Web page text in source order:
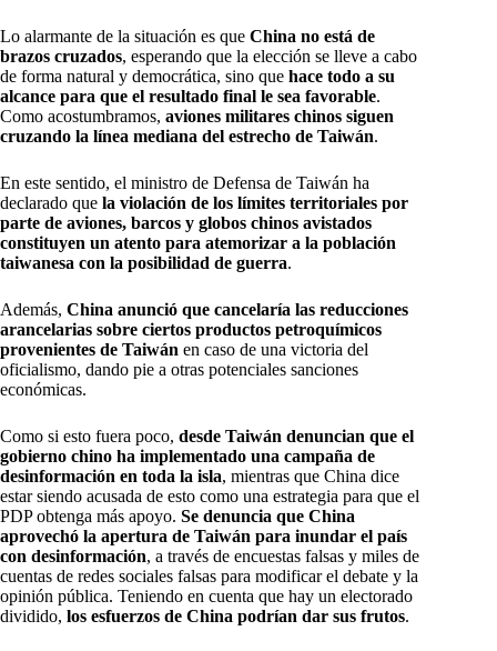
Lo alarmante de la situación es que China no está de
brazos cruzados, esperando que la elección se lleve a cabo
de forma natural y democrática, sino que hace todo a su
alcance para que el resultado final le sea favorable.
Como acostumbramos, aviones militares chinos siguen
cruzando la línea mediana del estrecho de Taiwán.
En este sentido, el ministro de Defensa de Taiwán ha
declarado que la violación de los límites territoriales por
parte de aviones, barcos y globos chinos avistados
constituyen un atento para atemorizar a la población
taiwanesa con la posibilidad de guerra.
Además, China anunció que cancelaría las reducciones
arancelarias sobre ciertos productos petroquímicos
provenientes de Taiwán en caso de una victoria del
oficialismo, dando pie a otras potenciales sanciones
económicas.
Como si esto fuera poco, desde Taiwán denuncian que el
gobierno chino ha implementado una campaña de
desinformación en toda la isla, mientras que China dice
estar siendo acusada de esto como una estrategia para que el
PDP obtenga más apoyo. Se denuncia que China
aprovechó la apertura de Taiwán para inundar el país
con desinformación, a través de encuestas falsas y miles de
cuentas de redes sociales falsas para modificar el debate y la
opinión pública. Teniendo en cuenta que hay un electorado
dividido, los esfuerzos de China podrían dar sus frutos.